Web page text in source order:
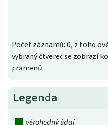
Počet záznamů: 0, z toho
vybraný čtverec se zobrazí
pramenů.
Legenda
věrohodný údaj